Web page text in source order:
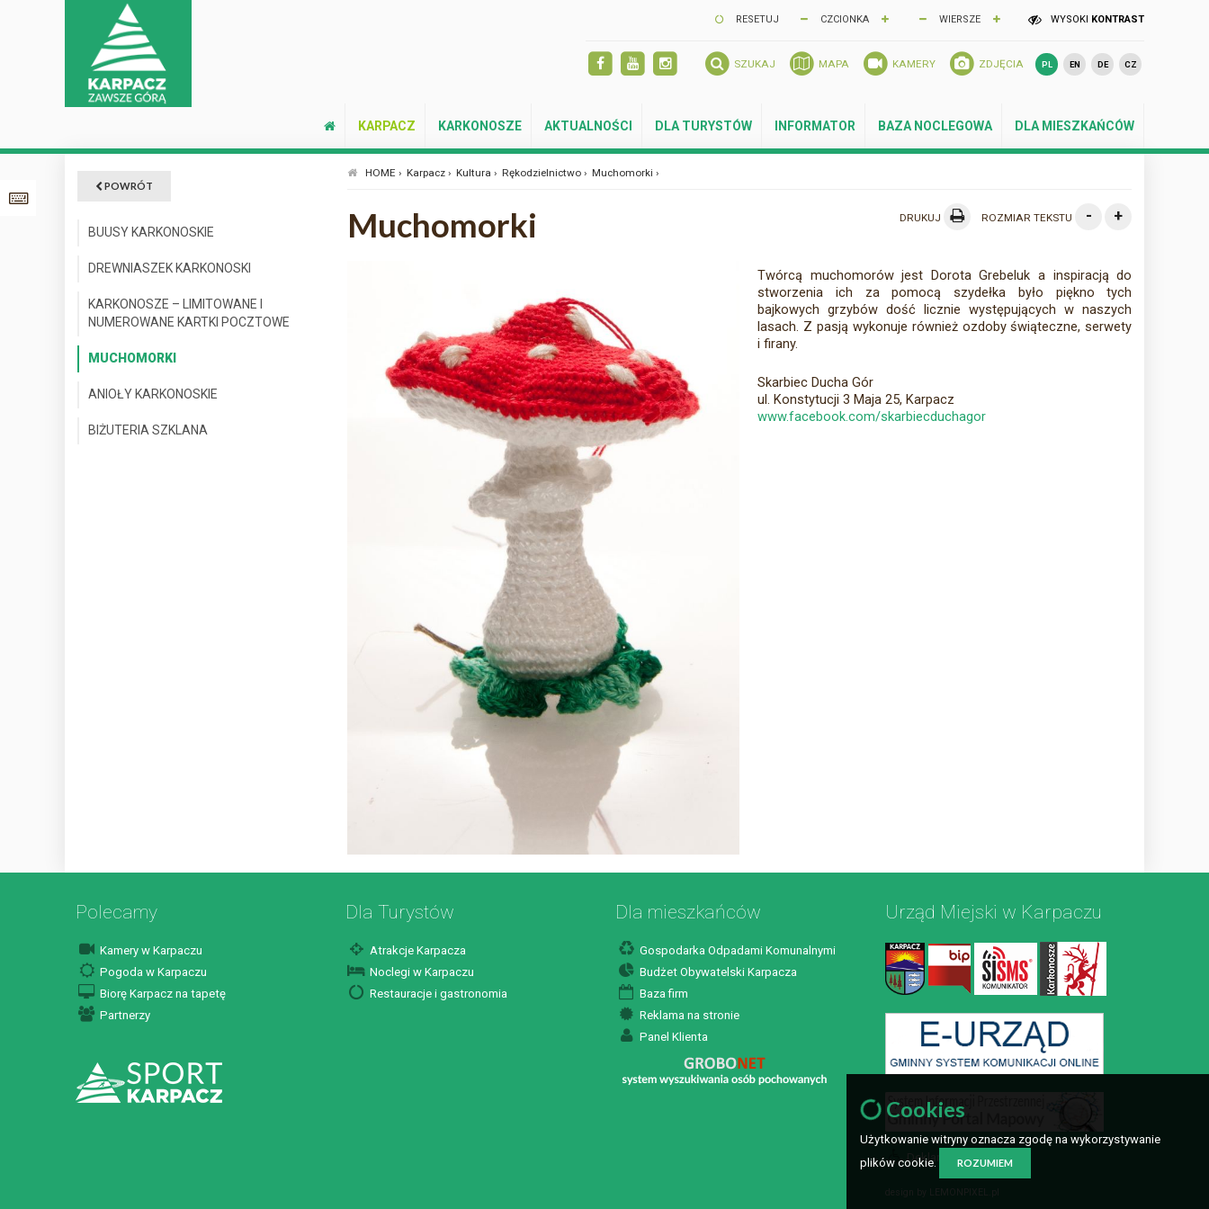
RESETUJ CZCIONKA WIERSZE WYSOKI KONTRAST
SZUKAJ MAPA KAMERY ZDJĘCIA PL EN DE CZ
KARPACZ KARKONOSZE AKTUALNOŚCI DLA TURYSTÓW INFORMATOR BAZA NOCLEGOWA DLA MIESZKAŃCÓW
POWRÓT
BUUSY KARKONOSKIE
DREWNIASZEK KARKONOSKI
KARKONOSZE – LIMITOWANE I
NUMEROWANE KARTKI POCZTOWE
MUCHOMORKI
ANIOŁY KARKONOSKIE
BIŻUTERIA SZKLANA
HOME › Karpacz › Kultura › Rękodzielnictwo › Muchomorki ›
DRUKUJ ROZMIAR TEKSTU - +
Muchomorki
Twórcą muchomorów jest Dorota Grebeluk a inspiracją do
stworzenia ich za pomocą szydełka było piękno tych
bajkowych grzybów dość licznie występujących w naszych
lasach. Z pasją wykonuje również ozdoby świąteczne, serwety
i firany.
Skarbiec Ducha Gór
ul. Konstytucji 3 Maja 25, Karpacz
www.facebook.com/skarbiecduchagor
Polecamy
Kamery w Karpaczu
Pogoda w Karpaczu
Biorę Karpacz na tapetę
Partnerzy
Dla Turystów
Atrakcje Karpacza
Noclegi w Karpaczu
Restauracje i gastronomia
Dla mieszkańców
Gospodarka Odpadami Komunalnymi
Budżet Obywatelski Karpacza
Baza firm
Reklama na stronie
Panel Klienta
Urząd Miejski w Karpaczu
Deklaracja dostępności
Cookies
Użytkowanie witryny oznacza zgodę na wykorzystywanie
plików cookie.
ROZUMIEM